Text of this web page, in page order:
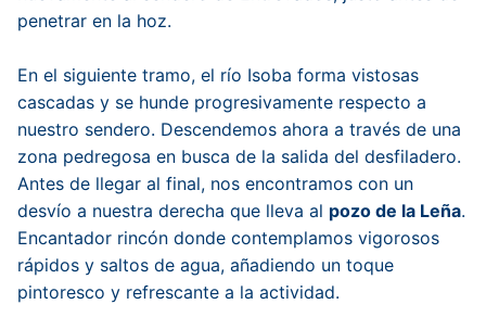
penetrar en la hoz.
En el siguiente tramo, el río Isoba forma vistosas
cascadas y se hunde progresivamente respecto a
nuestro sendero. Descendemos ahora a través de una
zona pedregosa en busca de la salida del desfiladero.
Antes de llegar al final, nos encontramos con un
desvío a nuestra derecha que lleva al pozo de la Leña.
Encantador rincón donde contemplamos vigorosos
rápidos y saltos de agua, añadiendo un toque
pintoresco y refrescante a la actividad.